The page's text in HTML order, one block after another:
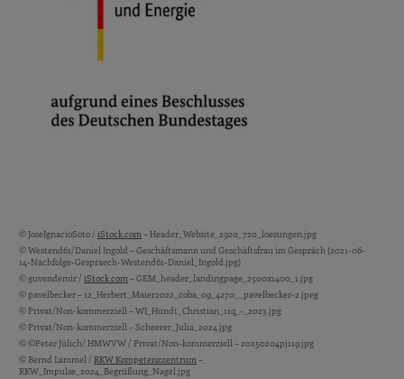
Bildquellen und Copyright-Hinweise
© JoseIgnacioSoto / iStock.com– Header_Website_2920_720_loesungen.jpg
© Westend61/Daniel Ingold – Geschäftsmann und Geschäftsfrau im Gespräch (2021-06-
14-Nachfolge-Gespraech-Westend61-Daniel_Ingold.jpg)
© guvendemir / iStock.com– GEM_header_landingpage_2500x1400_1.jpg
© pavelbecker – 12_Herbert_Maier2022_coba_09_4270__pavelbecker-2.jpeg
© Privat/Non-kommerziell – WI_Hundt_Christian_11q_-_2023.jpg
© Privat/Non-kommerziell – Scheerer_Julia_2024.jpg
© ©Peter Jülich/ HMWVW / Privat/Non-kommerziell – 20250204pj119.jpg
© Bernd Lammel / RKW Kompetenzzentrum–
RKW_Impulse_2024_Begrüßung_Nagel.jpg